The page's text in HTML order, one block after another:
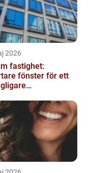
2026
fastighet:
fönster för ett